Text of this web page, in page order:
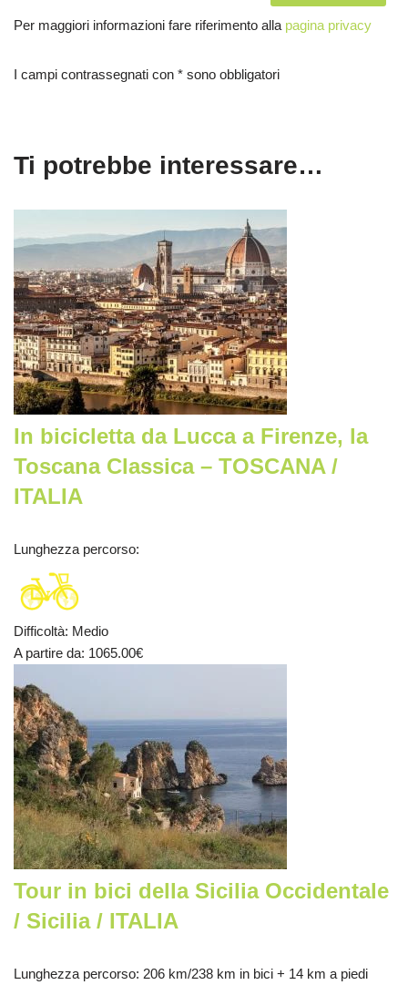
Per maggiori informazioni fare riferimento alla pagina privacy
I campi contrassegnati con * sono obbligatori
Ti potrebbe interessare…
In bicicletta da Lucca a Firenze, la
Toscana Classica – TOSCANA /
ITALIA
Lunghezza percorso:
Difficoltà: Medio
A partire da: 1065.00€
Tour in bici della Sicilia Occidentale
/ Sicilia / ITALIA
Lunghezza percorso: 206 km/238 km in bici + 14 km a piedi